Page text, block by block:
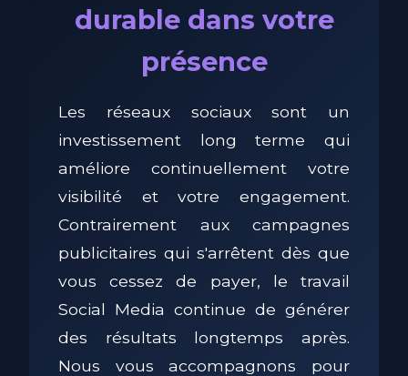
durable dans votre
présence
Les réseaux sociaux sont un
investissement long terme qui
améliore continuellement votre
visibilité et votre engagement.
Contrairement aux campagnes
publicitaires qui s'arrêtent dès que
vous cessez de payer, le travail
Social Media continue de générer
des résultats longtemps après.
Nous vous accompagnons pour